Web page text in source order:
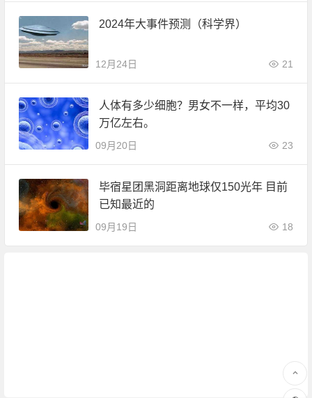
2024年大事件预测（科学界）
12月24日 21
人体有多少细胞？男女不一样，平均30
万亿左右。
09月20日 23
毕宿星团黑洞距离地球仅150光年 目前
已知最近的
09月19日 18